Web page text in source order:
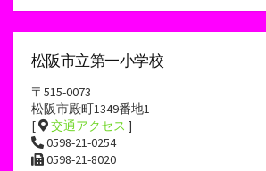
松阪市立第一小学校
〒515-0073
松阪市殿町1349番地1
[
交通アクセス ]
0598-21-0254
0598-21-8020